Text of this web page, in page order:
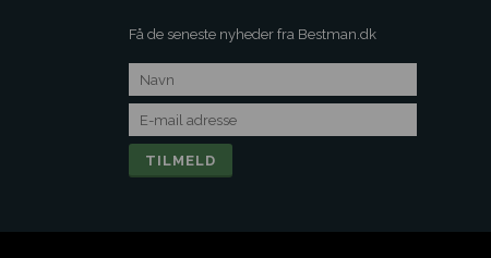
Få de seneste nyheder fra Bestman.dk